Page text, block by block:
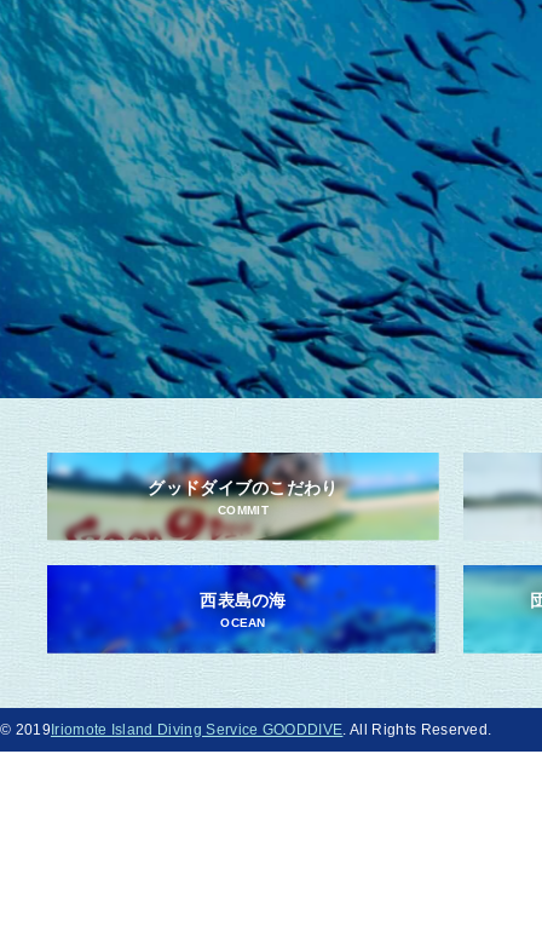
グッドダイブのこだわり
COMMIT
西表島の海
OCEAN
© 2019 Iriomote Island Diving Service GOODDIVE. All Rights Reserved.